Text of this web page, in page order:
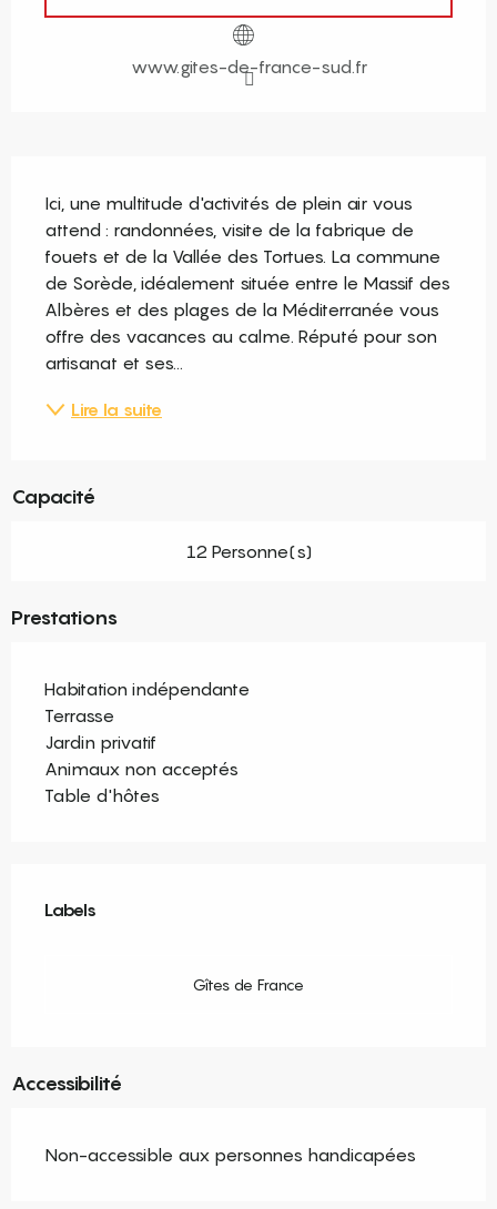
www.gites-de-france-sud.fr
Ici, une multitude d'activités de plein air vous
attend : randonnées, visite de la fabrique de
fouets et de la Vallée des Tortues. La commune
de Sorède, idéalement située entre le Massif des
Albères et des plages de la Méditerranée vous
offre des vacances au calme. Réputé pour son
artisanat et ses...
Lire la suite
Capacité
12 Personne(s)
Prestations
Habitation indépendante
Terrasse
Jardin privatif
Animaux non acceptés
Table d'hôtes
Labels
Labels
Gîtes de France
Accessibilité
Non-accessible aux personnes handicapées